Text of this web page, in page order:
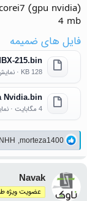
(gpu nvidia)
4 mb
فایل های ضمیمه
215.bin
128 KB · نمایش‌ها: 149
Nvidia.bin
4 مگابایت · نمایش‌ها: 371
واکنش‌ها:
morteza1400
,
NHH
Navak
عضویت ویژه